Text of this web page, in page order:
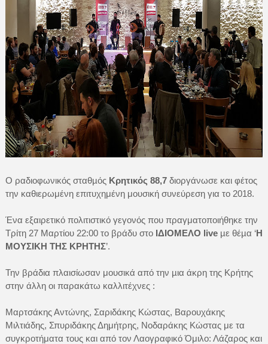
Ο ραδιοφωνικός σταθµός Κρητικός 88,7διοργάνωσε και φέτος
την καθιερωμένη επιτυχημένη μουσική συνεύρεση για το 2018.
Ένα εξαιρετικό πολιτιστικό γεγονός που πραγματοποιήθηκε την
Τρίτη 27 Μαρτίου 22:00 το βράδυ στο ΙΔΙΟΜΕΛΟ live µε θέµα ‘Η
ΜΟΥΣΙΚΗ ΤΗΣ ΚΡΗΤΗΣ’.
Την βράδια πλαισίωσαν μουσικά από την µια άκρη της Κρήτης
στην άλλη οι παρακάτω καλλιτέχνες :
Μαρτσάκης Αντώνης, Σαριδάκης Κώστας, Βαρουχάκης
Μιλτιάδης, Σπυριδάκης Δημήτρης, Νοδαράκης Κώστας με τα
συγκροτήματα τους και από τον Λαογραφικό Όμιλο: Λάζαρος και